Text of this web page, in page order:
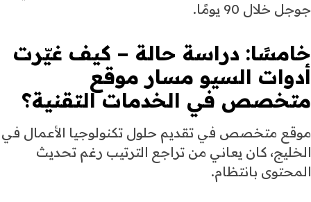
جوجل خلال 90 يومًا.
خامسًا: دراسة حالة – كيف غيّرت
أدوات السيو مسار موقع
متخصص في الخدمات التقنية؟
موقع متخصص في تقديم حلول تكنولوجيا الأعمال في
الخليج، كان يعاني من تراجع الترتيب رغم تحديث
المحتوى بانتظام.